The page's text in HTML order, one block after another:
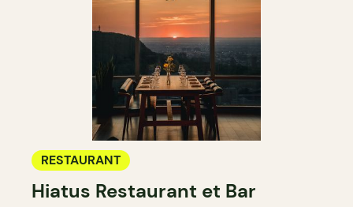
RESTAURANT
Hiatus Restaurant et Bar